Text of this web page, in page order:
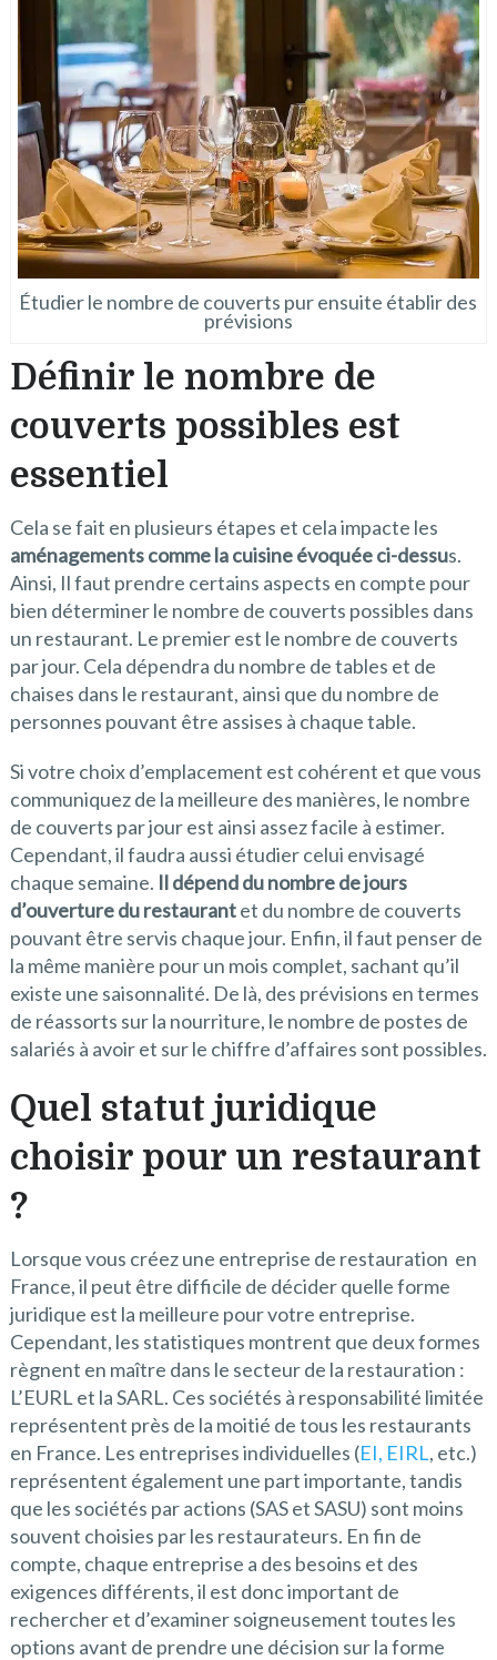
Étudier le nombre de couverts pur ensuite établir des
prévisions
Définir le nombre de
couverts possibles est
essentiel
Cela se fait en plusieurs étapes et cela impacte les
aménagements comme la cuisine évoquée ci-dessus.
Ainsi, Il faut prendre certains aspects en compte pour
bien déterminer le nombre de couverts possibles dans
un restaurant. Le premier est le nombre de couverts
par jour. Cela dépendra du nombre de tables et de
chaises dans le restaurant, ainsi que du nombre de
personnes pouvant être assises à chaque table.
Si votre choix d’emplacement est cohérent et que vous
communiquez de la meilleure des manières, le nombre
de couverts par jour est ainsi assez facile à estimer.
Cependant, il faudra aussi étudier celui envisagé
chaque semaine. Il dépend du nombre de jours
d’ouverture du restaurantet du nombre de couverts
pouvant être servis chaque jour. Enfin, il faut penser de
la même manière pour un mois complet, sachant qu’il
existe une saisonnalité. De là, des prévisions en termes
de réassorts sur la nourriture, le nombre de postes de
salariés à avoir et sur le chiffre d’affaires sont possibles.
Quel statut juridique
choisir pour un restaurant
?
Lorsque vous créez une entreprise de restauration en
France, il peut être difficile de décider quelle forme
juridique est la meilleure pour votre entreprise.
Cependant, les statistiques montrent que deux formes
règnent en maître dans le secteur de la restauration :
L’EURL et la SARL. Ces sociétés à responsabilité limitée
représentent près de la moitié de tous les restaurants
en France. Les entreprises individuelles (EI, EIRL, etc.)
représentent également une part importante, tandis
que les sociétés par actions (SAS et SASU) sont moins
souvent choisies par les restaurateurs. En fin de
compte, chaque entreprise a des besoins et des
exigences différents, il est donc important de
rechercher et d’examiner soigneusement toutes les
options avant de prendre une décision sur la forme